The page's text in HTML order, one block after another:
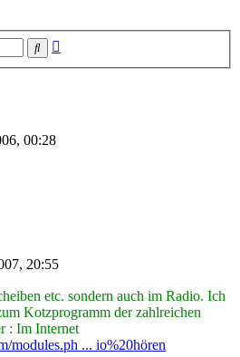
Suche
00:28
20:55
etc. sondern auch im Radio. Ich
Kotzprogramm der zahlreichen
: Im Internet
modules.ph ... io%20hören